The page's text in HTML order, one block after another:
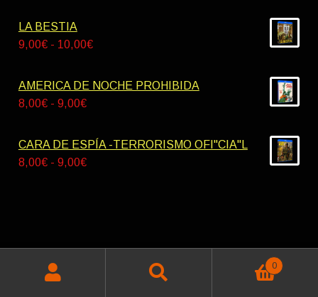
desde
9,00€
LA BESTIA
9,00€ - 10,00€Rango
precios:
10,00€
AMERICA DE NOCHE PROHIBIDA
8,00€ - 9,00€Rango
precios:
desde
CARA DE ESPÍA -TERRORISMO OFI"CIA"L
8,00€ - 9,00€Rango
hasta
© Miskatonik Videos 2026
Política de privacidad
Construido con WooCommerce
Buscar
0